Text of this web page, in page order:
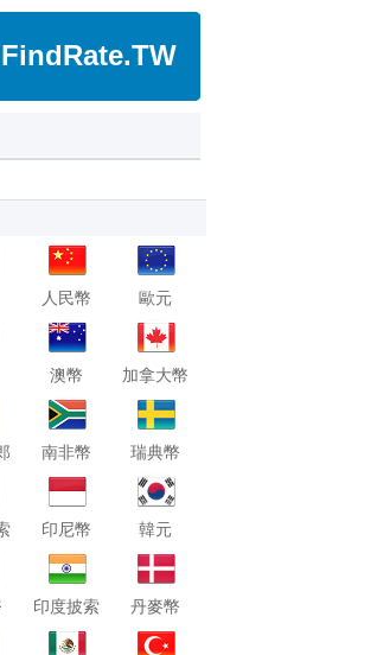
FindRate.TW
人民幣 歐元
澳幣 加拿大幣
南非幣 瑞典幣
印尼幣 韓元
印度披索 丹麥幣